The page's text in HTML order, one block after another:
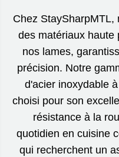
Chez StaySharpMTL,
des matériaux haute
nos lames,
précision. Notre
d'acier inoxydable
choisi pour son
résistance à la
quotidien en cuisine
qui recherchent un